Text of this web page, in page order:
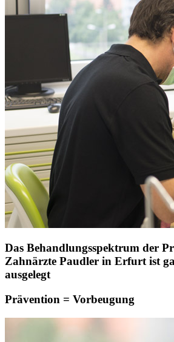
Das Behandlungsspektrum der
Zahnärzte Paudler in Erfurt ist
ausgelegt
Prävention = Vorbeugung